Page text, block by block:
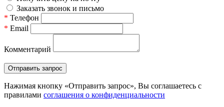
Заказать звонок и письмо
* Телефон
* Email
Комментарий
Нажимая кнопку «Отправить запрос», Вы соглашаетесь c
правилами соглашения о конфиденциальности